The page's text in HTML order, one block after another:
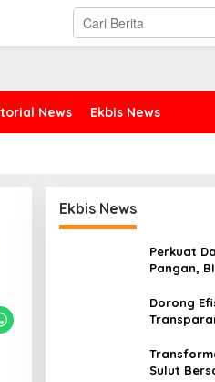
News Ekbis News
Ekbis News
Perkuat
Pangan,
dan
Dorong
Bersama
Sulut